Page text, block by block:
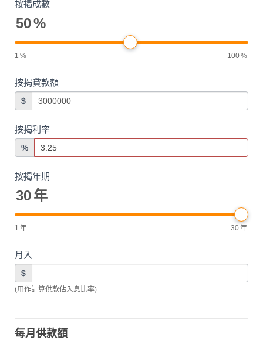
按揭成數
50%
1 % 100%
按揭貸款額
$
按揭利率
%
按揭年期
30年
1 年 30年
月入
$
(用作計算供款佔入息比率)
每月供款額